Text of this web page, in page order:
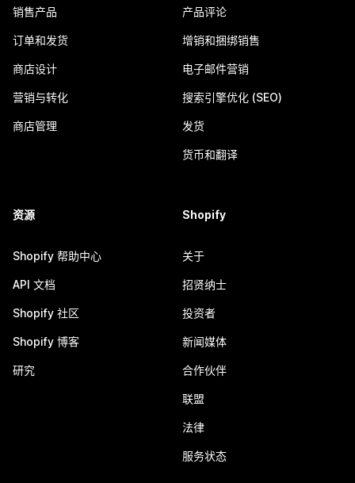
销售产品
订单和发货
商店设计
营销与转化
商店管理
产品评论
增销和捆绑销售
电子邮件营销
搜索引擎优化 (SEO)
发货
货币和翻译
资源
Shopify 帮助中心
API 文档
Shopify 社区
Shopify 博客
研究
Shopify
关于
招贤纳士
投资者
新闻媒体
合作伙伴
联盟
法律
服务状态